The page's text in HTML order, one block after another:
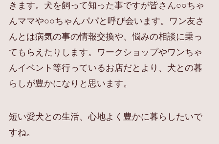
きます。犬を飼って知った事ですが皆さん○○ちゃ
んママや○○ちゃんパパと呼び会います。ワン友さ
んとは病気の事の情報交換や、悩みの相談に乗っ
てもらえたりします。ワークショップやワンちゃ
んイベント等行っているお店だとより、犬との暮
らしが豊かになりと思います。
短い愛犬との生活、心地よく豊かに暮らしたいで
すね。